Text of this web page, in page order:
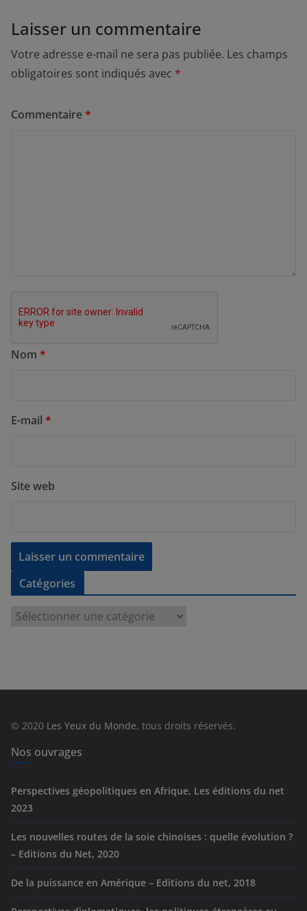
Laisser un commentaire
Votre adresse e-mail ne sera pas publiée. Les champs
obligatoires sont indiqués avec *
Commentaire*
Nom *
E-mail *
Site web
Catégories
e
s
© 2020 Les Yeux du Monde, tous droits réservés.
Nos ouvrages
Perspectives géopolitiques en Afrique, Les éditions du net
2023
Les nouvelles routes de la soie chinoises : quelle évolution ?
– Editions du Net, 2020
De la puissance en Amérique – Editions du net, 2018